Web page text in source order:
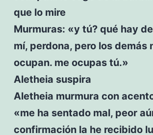
que lo mire
Murmuras: «y tú? qué hay
mí, perdona, pero los demás
ocupan. me ocupas tú.»
Aletheia suspira
Aletheia murmura con
«me ha sentado mal, peor
confirmación la he recibido